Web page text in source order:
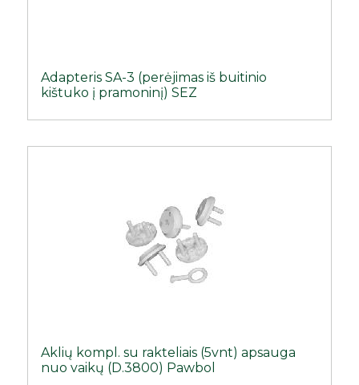
Adapteris SA-3 (perėjimas iš buitinio
kištuko į pramoninį) SEZ
Aklių kompl. su rakteliais (5vnt) apsauga
nuo vaikų (D.3800) Pawbol